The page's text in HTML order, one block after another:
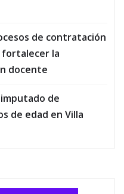
de contratación
fortalecer la
docente
de
de edad en Villa